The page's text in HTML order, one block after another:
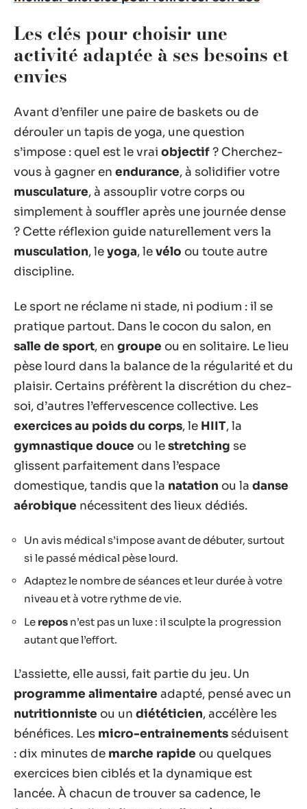
Les clés pour choisir une
activité adaptée à ses besoins et
envies
Avant d’enfiler une paire de baskets ou de
dérouler un tapis de yoga, une question
s’impose : quel est le vrai objectif? Cherchez-
vous à gagner en endurance, à solidifier votre
musculature, à assouplir votre corps ou
simplement à souffler après une journée dense
? Cette réflexion guide naturellement vers la
musculation, leyoga, levélo ou toute autre
discipline.
Le sport ne réclame ni stade, ni podium : il se
pratique partout. Dans le cocon du salon, en
salle de sport, en groupe ou en solitaire. Le lieu
pèse lourd dans la balance de la régularité et du
plaisir. Certains préfèrent la discrétion du chez-
soi, d’autres l’effervescence collective. Les
exercices au poids du corps, le HIIT, la
gymnastique douce ou lestretching se
glissent parfaitement dans l’espace
domestique, tandis que la natation ou la danse
aérobique nécessitent des lieux dédiés.
Un avis médical s’impose avant de débuter, surtout
si le passé médical pèse lourd.
Adaptez le nombre de séances et leur durée à votre
niveau et à votre rythme de vie.
Le repos n’est pas un luxe : il sculpte la progression
autant que l’effort.
L’assiette, elle aussi, fait partie du jeu. Un
programme alimentaire adapté, pensé avec un
nutritionniste ou un diététicien, accélère les
bénéfices. Les micro-entrainements séduisent
: dix minutes de marche rapide ou quelques
exercices bien ciblés et la dynamique est
lancée. À chacun de trouver sa cadence, le